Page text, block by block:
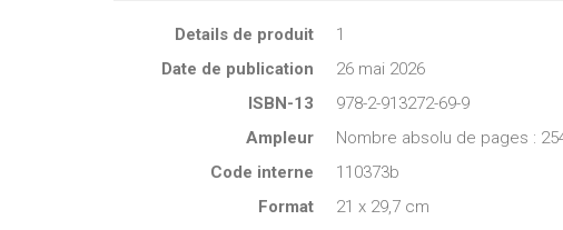
Details de produit
1
Date de publication
26 mai 2026
ISBN-13
978-2-913272-69-9
Ampleur
Nombre absolu de pages :
Code interne
110373b
Format
21 x 29,7 cm